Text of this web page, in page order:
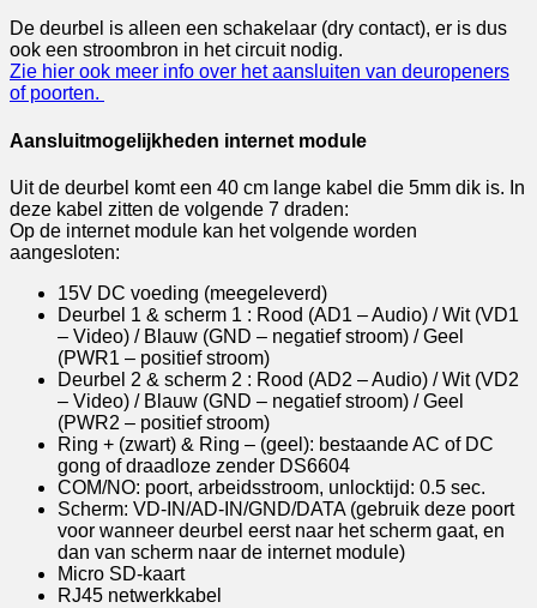
De deurbel is alleen een schakelaar (dry contact), er is dus
ook een stroombron in het circuit nodig.
Zie hier ook meer info over het aansluiten van deuropeners
of poorten.
Aansluitmogelijkheden internet module
Uit de deurbel komt een 40 cm lange kabel die 5mm dik is. In
deze kabel zitten de volgende 7 draden:
Op de internet module kan het volgende worden
aangesloten:
15V DC voeding (meegeleverd)
Deurbel 1 & scherm 1 : Rood (AD1 – Audio) / Wit (VD1
– Video) / Blauw (GND – negatief stroom) / Geel
(PWR1 – positief stroom)
Deurbel 2 & scherm 2 : Rood (AD2 – Audio) / Wit (VD2
– Video) / Blauw (GND – negatief stroom) / Geel
(PWR2 – positief stroom)
Ring + (zwart) & Ring – (geel): bestaande AC of DC
gong of draadloze zender DS6604
COM/NO: poort, arbeidsstroom, unlocktijd: 0.5 sec.
Scherm: VD-IN/AD-IN/GND/DATA (gebruik deze poort
voor wanneer deurbel eerst naar het scherm gaat, en
dan van scherm naar de internet module)
Micro SD-kaart
RJ45 netwerkkabel